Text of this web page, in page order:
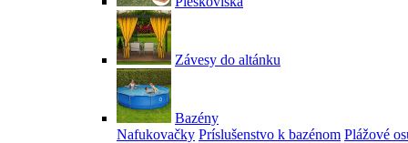
Závesy do altánku
Bazény
Nafukovačky Príslušenstvo k bazénom Plážové